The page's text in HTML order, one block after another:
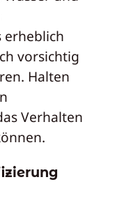
erheblich
vorsichtig
Halten
Verhalten